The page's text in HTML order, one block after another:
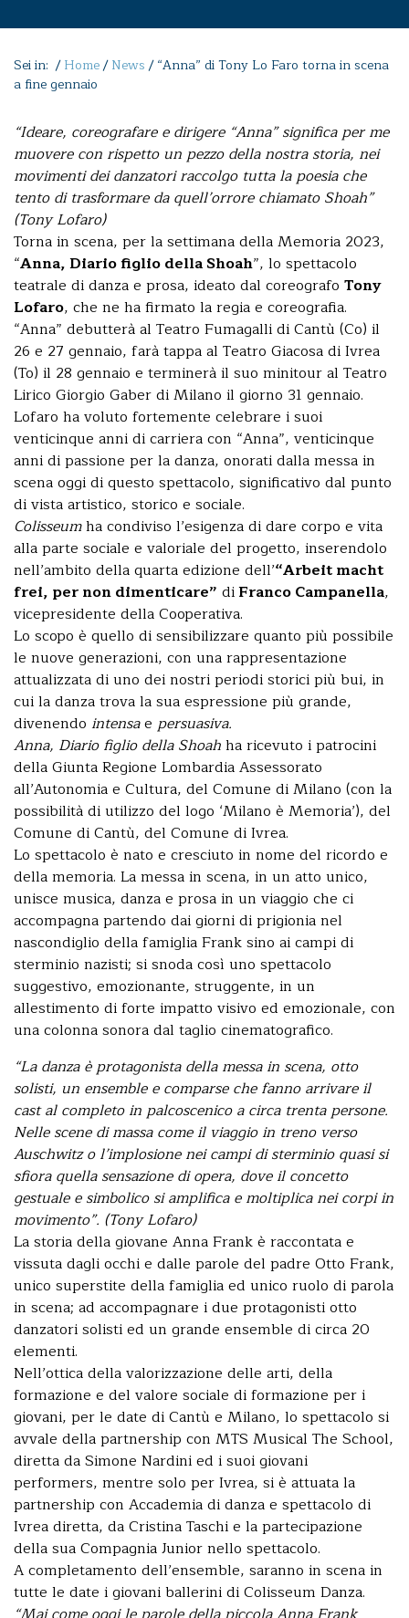
Sei in: /Home/News /“Anna” di Tony Lo Faro torna in scena
a fine gennaio
“Ideare, coreografare e dirigere “Anna” significa per me
muovere con rispetto un pezzo della nostra storia, nei
movimenti dei danzatori raccolgo tutta la poesia che
tento di trasformare da quell’orrore chiamato Shoah”
(Tony Lofaro)
Torna in scena, per la settimana della Memoria 2023,
“Anna, Diario figlio della Shoah”, lo spettacolo
teatrale di danza e prosa, ideato dal coreografo Tony
Lofaro, che ne ha firmato la regia e coreografia.
“Anna” debutterà al Teatro Fumagalli di Cantù (Co) il
26 e 27 gennaio, farà tappa al Teatro Giacosa di Ivrea
(To) il 28 gennaio e terminerà il suo minitour al Teatro
Lirico Giorgio Gaber di Milano il giorno 31 gennaio.
Lofaro ha voluto fortemente celebrare i suoi
venticinque anni di carriera con “Anna”, venticinque
anni di passione per la danza, onorati dalla messa in
scena oggi di questo spettacolo, significativo dal punto
di vista artistico, storico e sociale.
Colisseumha condiviso l’esigenza di dare corpo e vita
alla parte sociale e valoriale del progetto, inserendolo
nell’ambito della quarta edizione dell’“Arbeit macht
frei, per non dimenticare” diFranco Campanella,
vicepresidente della Cooperativa.
Lo scopo è quello di sensibilizzare quanto più possibile
le nuove generazioni, con una rappresentazione
attualizzata di uno dei nostri periodi storici più bui, in
cui la danza trova la sua espressione più grande,
divenendo intensae persuasiva.
Anna, Diario figlio della Shoahha ricevuto i patrocini
della Giunta Regione Lombardia Assessorato
all’Autonomia e Cultura, del Comune di Milano (con la
possibilità di utilizzo del logo ‘Milano è Memoria’), del
Comune di Cantù, del Comune di Ivrea.
Lo spettacolo è nato e cresciuto in nome del ricordo e
della memoria. La messa in scena, in un atto unico,
unisce musica, danza e prosa in un viaggio che ci
accompagna partendo dai giorni di prigionia nel
nascondiglio della famiglia Frank sino ai campi di
sterminio nazisti; si snoda così uno spettacolo
suggestivo, emozionante, struggente, in un
allestimento di forte impatto visivo ed emozionale, con
una colonna sonora dal taglio cinematografico.
“La danza è protagonista della messa in scena, otto
solisti, un ensemble e comparse che fanno arrivare il
cast al completo in palcoscenico a circa trenta persone.
Nelle scene di massa come il viaggio in treno verso
Auschwitz o l’implosione nei campi di sterminio quasi si
sfiora quella sensazione di opera, dove il concetto
gestuale e simbolico si amplifica e moltiplica nei corpi in
movimento”. (Tony Lofaro)
La storia della giovane Anna Frank è raccontata e
vissuta dagli occhi e dalle parole del padre Otto Frank,
unico superstite della famiglia ed unico ruolo di parola
in scena; ad accompagnare i due protagonisti otto
danzatori solisti ed un grande ensemble di circa 20
elementi.
Nell’ottica della valorizzazione delle arti, della
formazione e del valore sociale di formazione per i
giovani, per le date di Cantù e Milano, lo spettacolo si
avvale della partnership con MTS Musical The School,
diretta da Simone Nardini ed i suoi giovani
performers, mentre solo per Ivrea, si è attuata la
partnership con Accademia di danza e spettacolo di
Ivrea diretta, da Cristina Taschi e la partecipazione
della sua Compagnia Junior nello spettacolo.
A completamento dell’ensemble, saranno in scena in
tutte le date i giovani ballerini di Colisseum Danza.